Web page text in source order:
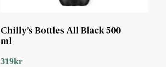
Chilly’s Bottles All Black 500
ml
319kr